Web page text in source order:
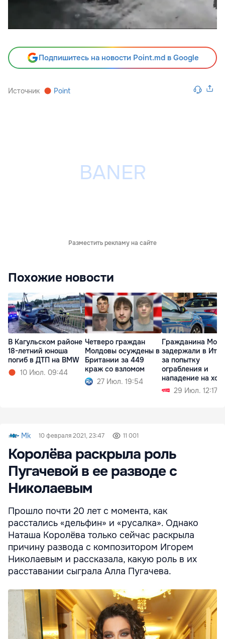
Подпишитесь на новости Point.md в Google
Источник Point
Разместить рекламу на сайте
Похожие новости
В Кагульском районе
18-летний юноша
погиб в ДТП на BMW
10 Июл. 09:44
Четверо граждан
Молдовы осуждены в
Британии за 449
краж со взломом
27 Июл. 19:54
Гражданина
задержали в
за попытку
ограбления и
нападение на
29 Июл. 12:17
Mk 10 февраля 2021, 23:47 11 001
Королёва раскрыла роль
Пугачевой в ее разводе с
Николаевым
Прошло почти 20 лет с момента, как
расстались «дельфин» и «русалка». Однако
Наташа Королёва только сейчас раскрыла
причину развода с композитором Игорем
Николаевым и рассказала, какую роль в их
расставании сыграла Алла Пугачева.